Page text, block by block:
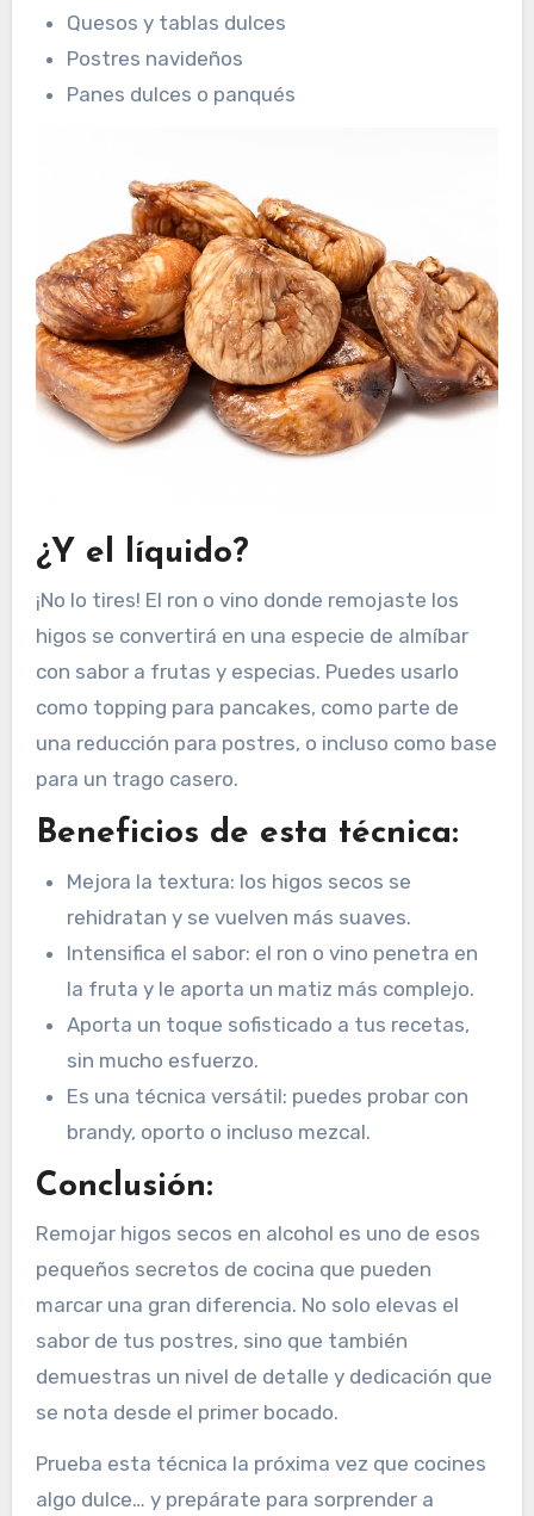
Quesos y tablas dulces
Postres navideños
Panes dulces o panqués
¿Y el líquido?
¡No lo tires! El ron o vino donde remojaste los
higos se convertirá en una especie de almíbar
con sabor a frutas y especias. Puedes usarlo
como topping para pancakes, como parte de
una reducción para postres, o incluso como base
para un trago casero.
Beneficios de esta técnica:
Mejora la textura: los higos secos se
rehidratan y se vuelven más suaves.
Intensifica el sabor: el ron o vino penetra en
la fruta y le aporta un matiz más complejo.
Aporta un toque sofisticado a tus recetas,
sin mucho esfuerzo.
Es una técnica versátil: puedes probar con
brandy, oporto o incluso mezcal.
Conclusión:
Remojar higos secos en alcohol es uno de esos
pequeños secretos de cocina que pueden
marcar una gran diferencia. No solo elevas el
sabor de tus postres, sino que también
demuestras un nivel de detalle y dedicación que
se nota desde el primer bocado.
Prueba esta técnica la próxima vez que cocines
algo dulce… y prepárate para sorprender a